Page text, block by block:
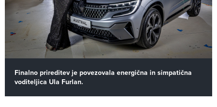
Finalno prireditev je povezovala energična in simpatična
voditeljica Ula Furlan.